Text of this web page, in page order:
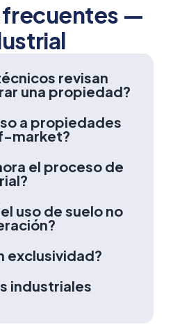
frecuentes —
revisan
una propiedad?
a propiedades
market?
el proceso de
uso de suelo no
exclusividad?
industriales